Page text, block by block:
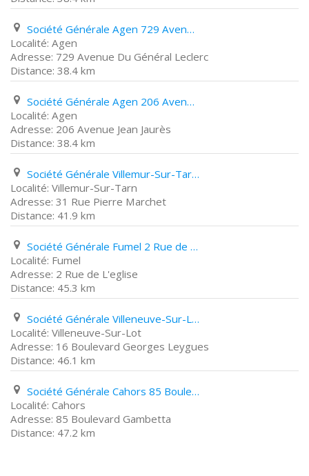
Société Générale Agen 729 Avenue Du Général Leclerc
Agen
729 Avenue Du Général Leclerc
38.4 km
Société Générale Agen 206 Avenue Jean Jaurès
Agen
206 Avenue Jean Jaurès
38.4 km
Société Générale Villemur-Sur-Tarn 31 Rue Pierre Marchet
Villemur-Sur-Tarn
31 Rue Pierre Marchet
41.9 km
Société Générale Fumel 2 Rue de L'eglise
Fumel
2 Rue de L'eglise
45.3 km
Société Générale Villeneuve-Sur-Lot 16 Boulevard Georges Leygues
Villeneuve-Sur-Lot
16 Boulevard Georges Leygues
46.1 km
Société Générale Cahors 85 Boulevard Gambetta
Cahors
85 Boulevard Gambetta
47.2 km